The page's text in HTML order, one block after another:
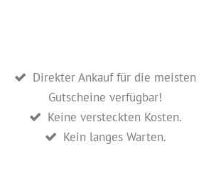
Direkter Ankauf für die meisten
Gutscheine verfügbar!
Keine versteckten Kosten.
Kein langes Warten.